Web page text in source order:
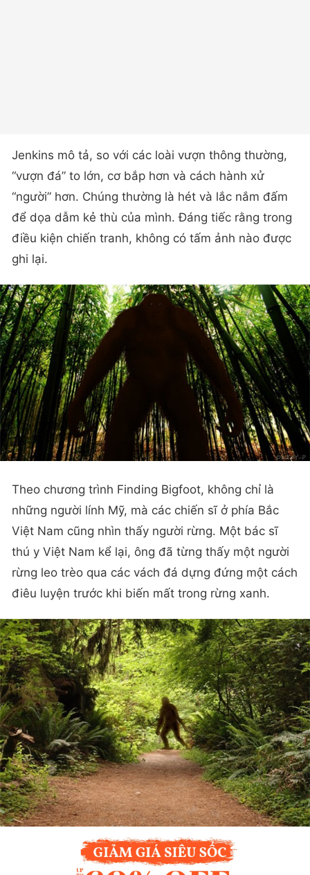
Jenkins mô tả, so với các loài vượn thông thường,
“vượn đá” to lớn, cơ bắp hơn và cách hành xử
“người” hơn. Chúng thường là hét và lắc nắm đấm
để dọa dẫm kẻ thù của mình. Đáng tiếc rằng trong
điều kiện chiến tranh, không có tấm ảnh nào được
ghi lại.
Theo chương trình Finding Bigfoot, không chỉ là
những người lính Mỹ, mà các chiến sĩ ở phía Bắc
Việt Nam cũng nhìn thấy người rừng. Một bác sĩ
thú y Việt Nam kể lại, ông đã từng thấy một người
rừng leo trèo qua các vách đá dựng đứng một cách
điêu luyện trước khi biến mất trong rừng xanh.